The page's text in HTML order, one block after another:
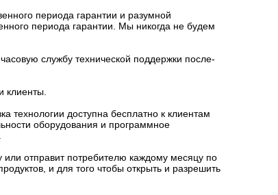
периода гарантии и разумной
периода гарантии. Мы никогда не будем
службу технической поддержки после-
клиенты.
технологии доступна бесплатно к клиентам
оборудования и программное
отправит потребителю каждому месяцу по
и для того чтобы открыть и разрешить